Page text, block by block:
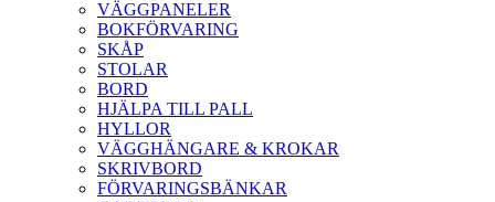
VÄGGPANELER
BOKFÖRVARING
SKÅP
STOLAR
BORD
HJÄLPA TILL PALL
HYLLOR
VÄGGHÄNGARE & KROKAR
SKRIVBORD
FÖRVARINGSBÄNKAR